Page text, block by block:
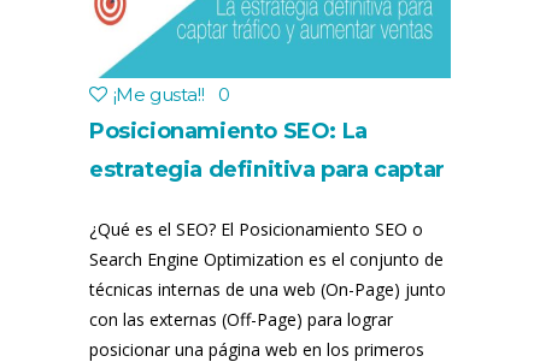
¡Me gusta!! 0
Posicionamiento SEO: La
estrategia definitiva para captar
¿Qué es el SEO? El Posicionamiento SEO o
Search Engine Optimization es el conjunto de
técnicas internas de una web (On-Page) junto
con las externas (Off-Page) para lograr
posicionar una página web en los primeros